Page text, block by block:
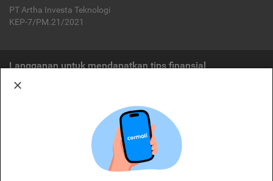
PT Artha Investa Teknologi
KEP-7/PM.21/2021
Langganan untuk mendapatkan tips finansial
Cermati merupakan penyelenggara agregasi jasa keuangan yang terdaftar di
OJK. Oleh karena itu, produk dan/atau layanan jasa keuangan yang
ditawarkan bukan merupakan produk dan/atau layanan jasa keuangan yang
diterbitkan oleh Cermati dan Cermati tidak bertanggung jawab atas tuntutan